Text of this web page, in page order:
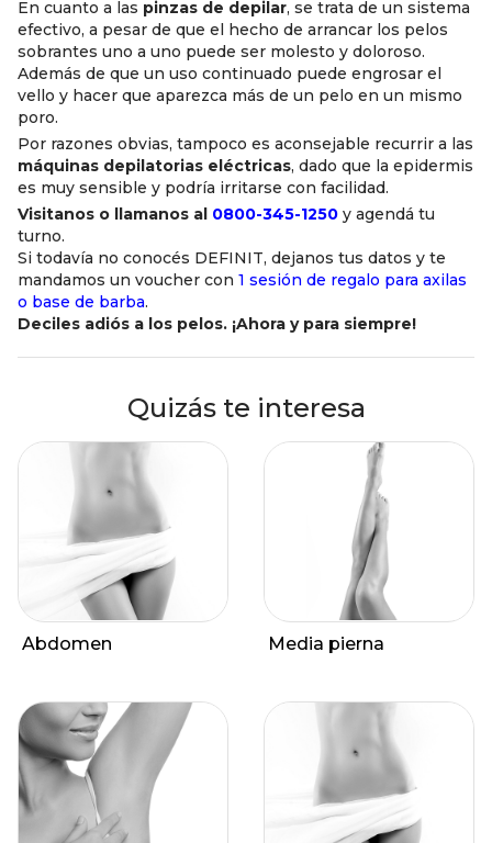
En cuanto a las pinzas de depilar, se trata de un sistema
efectivo, a pesar de que el hecho de arrancar los pelos
sobrantes uno a uno puede ser molesto y doloroso.
Además de que un uso continuado puede engrosar el
vello y hacer que aparezca más de un pelo en un mismo
poro.
Por razones obvias, tampoco es aconsejable recurrir a las
máquinas depilatorias eléctricas, dado que la epidermis
es muy sensible y podría irritarse con facilidad.
Visitanos o llamanos al 0800-345-1250 y agendá tu
turno.
Si todavía no conocés DEFINIT, dejanos tus datos y te
mandamos un voucher con 1 sesión de regalo para axilas
o base de barba.
Deciles adiós a los pelos. ¡Ahora y para siempre!
Quizás te interesa
Abdomen Media pierna